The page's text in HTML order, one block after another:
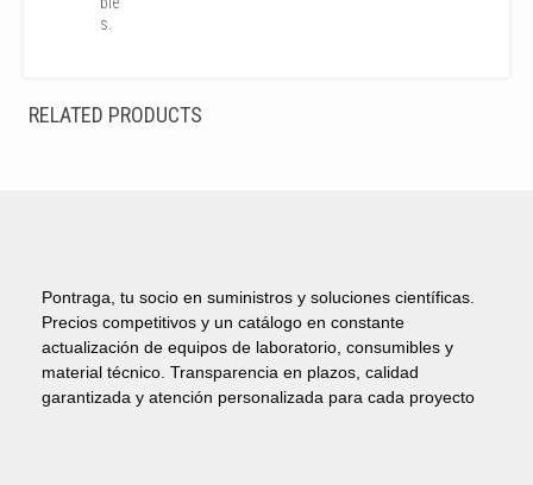
s.
RELATED PRODUCTS
Pontraga, tu socio en suministros y soluciones científicas.
Precios competitivos y un catálogo en constante
actualización de equipos de laboratorio, consumibles y
material técnico. Transparencia en plazos, calidad
garantizada y atención personalizada para cada proyecto